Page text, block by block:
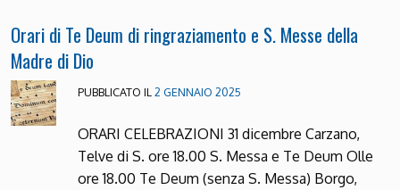
Orari di Te Deum di ringraziamento e S. Messe della
Madre di Dio
PUBBLICATO IL 2 GENNAIO 2025
ORARI CELEBRAZIONI 31 dicembre Carzano,
Telve di S. ore 18.00 S. Messa e Te Deum Olle
ore 18.00 Te Deum (senza S. Messa) Borgo,